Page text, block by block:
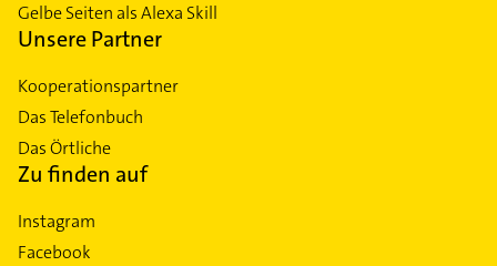
Gelbe Seiten als Alexa Skill
Unsere Partner
Kooperationspartner
Das Telefonbuch
Das Örtliche
Zu finden auf
Instagram
Facebook